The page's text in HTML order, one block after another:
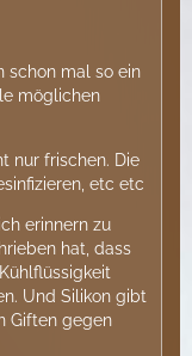
schon mal so ein
möglichen
nur frischen. Die
etc etc
erinnern zu
hat, dass
Und Silikon gibt
Giften gegen